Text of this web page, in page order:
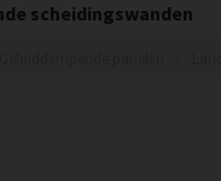
scheidingswanden